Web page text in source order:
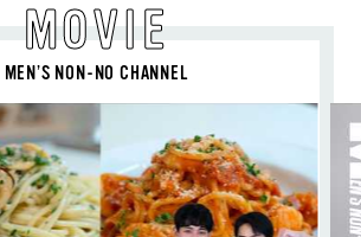
MOVIE
MEN’S NON-NO CHANNEL